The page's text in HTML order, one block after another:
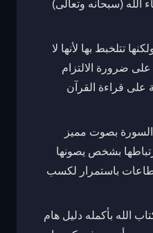
اللّه (سبحانه وتعالى)
تتلخبط بها لأنها لا
ضرورة الالتزام
على قراءة القرآن
السورة بصوت مميز
بشخص يصونها
باستمرار لكسب
الله بأكمله دليل هام